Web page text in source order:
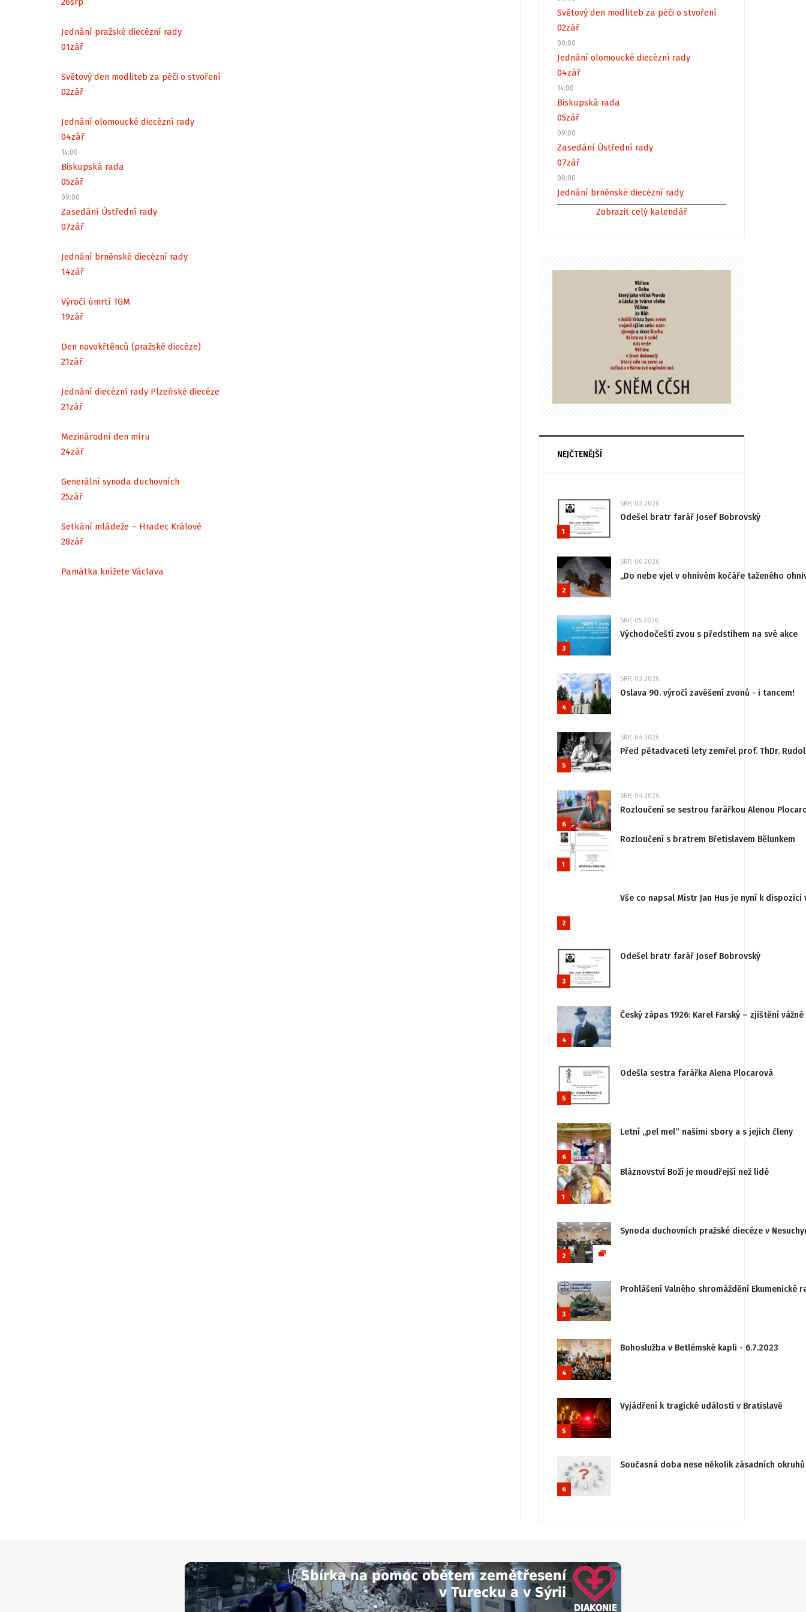
Jednání pražské diecézní rady
01zář
Světový den modliteb za péči o stvoření
02zář
Jednání olomoucké diecézní rady
04zář
14:00
Biskupská rada
05zář
09:00
Zasedání Ústřední rady
07zář
Jednání brněnské diecézní rady
14zář
Výročí úmrtí TGM
19zář
Den novokřtěnců (pražské diecéze)
21zář
Jednání diecézní rady Plzeňské diecéze
21zář
Mezinárodní den míru
24zář
Generální synoda duchovních
25zář
Setkání mládeže – Hradec Králové
28zář
Památka knížete Václava
Světový den modliteb za péči o stvoření
02zář
00:00
Jednání olomoucké diecézní rady
04zář
14:00
Biskupská rada
05zář
09:00
Zasedání Ústřední rady
07zář
00:00
Jednání brněnské diecézní rady
Zobrazit celý kalendář
NEJČTENĚJŠÍ
1
SRP, 03 2026
Odešel bratr farář Josef Bobrovský
2
SRP, 06 2026
„Do nebe vjel v ohnivém kočáře taženého
3
SRP, 05 2026
Východočeští zvou s předstihem na své akce
4
SRP, 03 2026
Oslava 90. výročí zavěšení zvonů - i tancem!
5
SRP, 04 2026
Před pětadvaceti lety zemřel prof. ThDr.
6
SRP, 04 2026
Rozloučení se sestrou farářkou Alenou
1
Rozloučení s bratrem Břetislavem Bělunkem
2
Vše co napsal Mistr Jan Hus je nyní k
3
Odešel bratr farář Josef Bobrovský
4
Český zápas 1926: Karel Farský – zjištění
5
Odešla sestra farářka Alena Plocarová
6
Letní „pel mel“ našimi sbory a s jejich členy
1
Bláznovství Boží je moudřejší než lidé
2
Synoda duchovních pražské diecéze v
3
Prohlášení Valného shromáždění
4
Bohoslužba v Betlémské kapli - 6.7.2023
5
Vyjádření k tragické události v Bratislavě
6
Současná doba nese několik zásadních